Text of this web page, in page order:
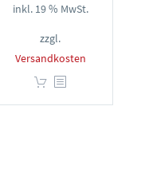
inkl. 19 % MwSt.
zzgl.
Versandkosten